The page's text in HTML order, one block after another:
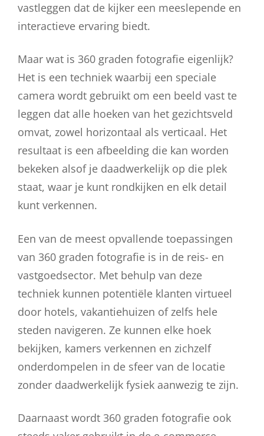
vastleggen dat de kijker een meeslepende en
interactieve ervaring biedt.
Maar wat is 360 graden fotografie eigenlijk?
Het is een techniek waarbij een speciale
camera wordt gebruikt om een beeld vast te
leggen dat alle hoeken van het gezichtsveld
omvat, zowel horizontaal als verticaal. Het
resultaat is een afbeelding die kan worden
bekeken alsof je daadwerkelijk op die plek
staat, waar je kunt rondkijken en elk detail
kunt verkennen.
Een van de meest opvallende toepassingen
van 360 graden fotografie is in de reis- en
vastgoedsector. Met behulp van deze
techniek kunnen potentiële klanten virtueel
door hotels, vakantiehuizen of zelfs hele
steden navigeren. Ze kunnen elke hoek
bekijken, kamers verkennen en zichzelf
onderdompelen in de sfeer van de locatie
zonder daadwerkelijk fysiek aanwezig te zijn.
Daarnaast wordt 360 graden fotografie ook